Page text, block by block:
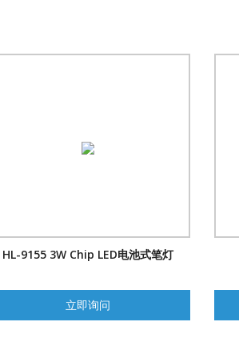
HL-9155 3W Chip LED电池式笔灯
立即询问